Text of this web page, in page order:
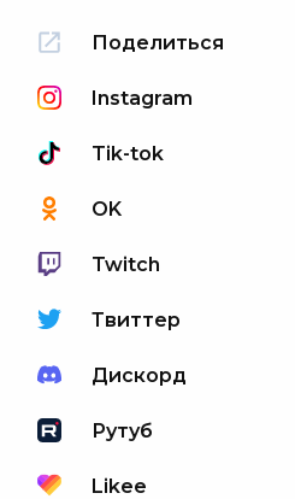
Поделиться
Instagram
Tik-tok
OK
Twitch
Твиттер
Дискорд
Рутуб
Likee